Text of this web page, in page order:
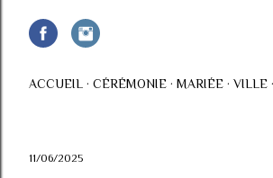
ACCUEIL CÉRÉMONIE MARIÉE VILLE
11/06/2025